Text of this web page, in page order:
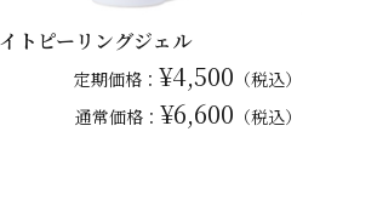
トピーリングジェル
定期価格： ¥4,500 （税込）
通常価格： ¥6,600 （税込）